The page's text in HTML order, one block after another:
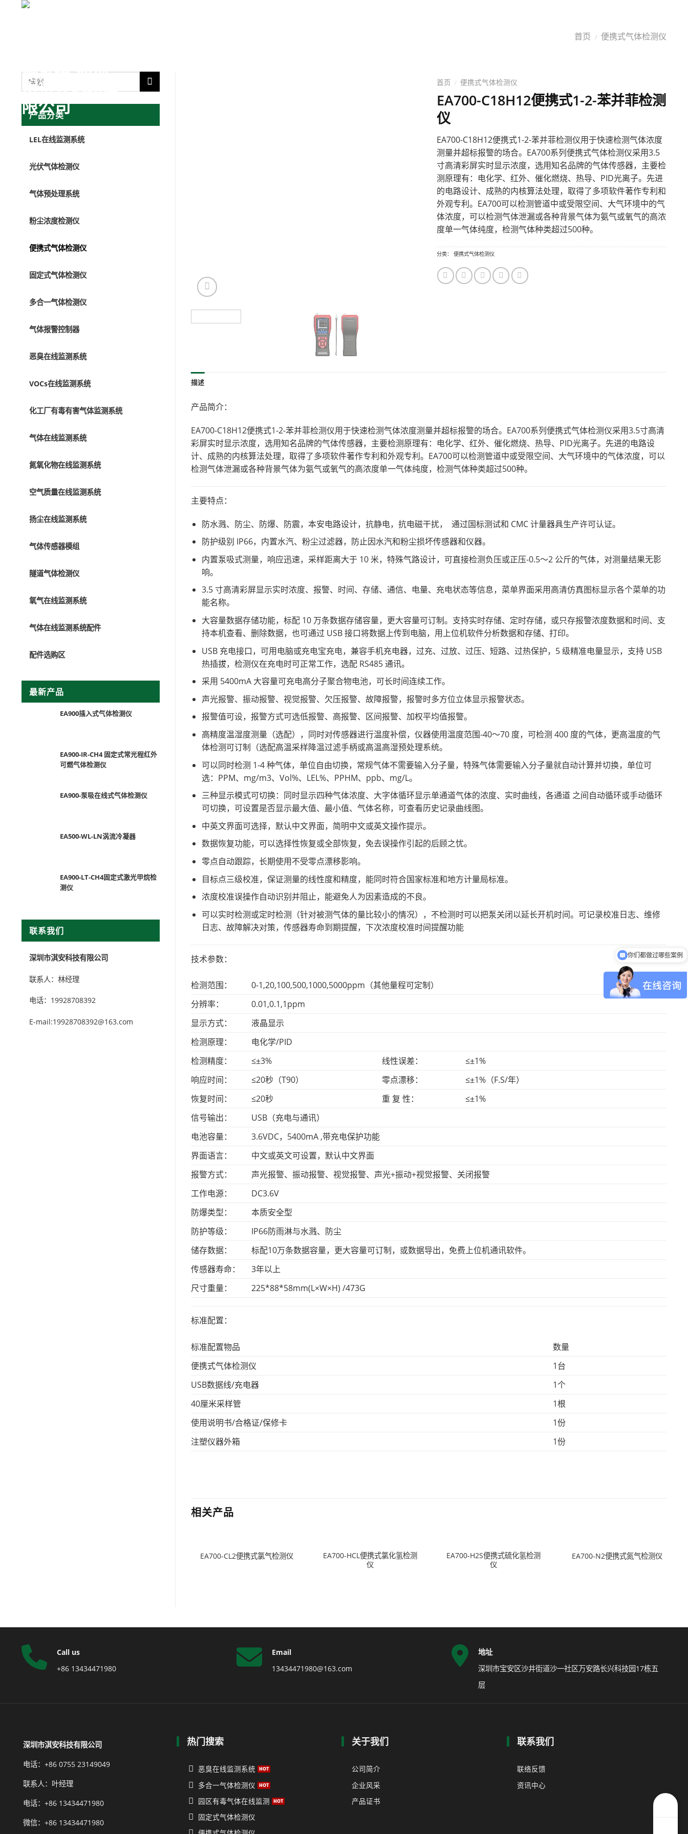
首页 / 便携式气体检测仪
产品分类
LEL在线监测系统
光伏气体检测仪
气体预处理系统
粉尘浓度检测仪
便携式气体检测仪
固定式气体检测仪
多合一气体检测仪
气体报警控制器
恶臭在线监测系统
VOCs在线监测系统
化工厂有毒有害气体监测系统
气体在线监测系统
氮氧化物在线监测系统
空气质量在线监测系统
扬尘在线监测系统
气体传感器模组
隧道气体检测仪
氧气在线监测系统
气体在线监测系统配件
配件选购区
最新产品
EA900插入式气体检测仪
EA900-IR-CH4 固定式常光程红外
可燃气体检测仪
EA900-泵吸在线式气体检测仪
EA500-WL-LN涡流冷凝器
EA900-LT-CH4固定式激光甲烷检
测仪
联系我们
深圳市淇安科技有限公司
联系人：林经理
电话：19928708392
E-mail:19928708392@163.com
首页 / 便携式气体检测仪
EA700-C18H12便携式1-2-苯并菲检测
仪
EA700-C18H12便携式1-2-苯并菲检测仪用于快速检测气体浓度
测量并超标报警的场合。EA700系列便携式气体检测仪采用3.5
寸高清彩屏实时显示浓度，选用知名品牌的气体传感器，主要检
测原理有：电化学、红外、催化燃烧、热导、PID光离子。先进
的电路设计、成熟的内核算法处理，取得了多项软件著作专利和
外观专利。EA700可以检测管道中或受限空间、大气环境中的气
体浓度，可以检测气体泄漏或各种背景气体为氨气或氧气的高浓
度单一气体纯度，检测气体种类超过500种。
分类： 便携式气体检测仪
描述
产品简介：
EA700-C18H12便携式1-2-苯并菲检测仪用于快速检测气体浓度测量并超标报警的场合。EA700系列便携式气体检测仪采用3.5寸高清
彩屏实时显示浓度，选用知名品牌的气体传感器，主要检测原理有：电化学、红外、催化燃烧、热导、PID光离子。先进的电路设
计、成熟的内核算法处理，取得了多项软件著作专利和外观专利。EA700可以检测管道中或受限空间、大气环境中的气体浓度，可以
检测气体泄漏或各种背景气体为氨气或氧气的高浓度单一气体纯度，检测气体种类超过500种。
主要特点：
防水溅、防尘、防爆、防震，本安电路设计，抗静电，抗电磁干扰， 通过国标测试和 CMC 计量器具生产许可认证。
防护级别 IP66，内置水汽、粉尘过滤器，防止因水汽和粉尘损坏传感器和仪器。
内置泵吸式测量，响应迅速，采样距离大于 10 米，特殊气路设计，可直接检测负压或正压-0.5～2 公斤的气体，对测量结果无影
响。
3.5 寸高清彩屏显示实时浓度、报警、时间、存储、通信、电量、充电状态等信息，菜单界面采用高清仿真图标显示各个菜单的功
能名称。
大容量数据存储功能，标配 10 万条数据存储容量，更大容量可订制。支持实时存储、定时存储，或只存报警浓度数据和时间、支
持本机查看、删除数据，也可通过 USB 接口将数据上传到电脑，用上位机软件分析数据和存储、打印。
USB 充电接口，可用电脑或充电宝充电，兼容手机充电器，过充、过放、过压、短路、过热保护，5 级精准电量显示，支持 USB
热插拔，检测仪在充电时可正常工作，选配 RS485 通讯。
采用 5400mA 大容量可充电高分子聚合物电池，可长时间连续工作。
声光报警、振动报警、视觉报警、欠压报警、故障报警，报警时多方位立体显示报警状态。
报警值可设，报警方式可选低报警、高报警、区间报警、加权平均值报警。
高精度温湿度测量（选配），同时对传感器进行温度补偿，仪器使用温度范围-40～70 度，可检测 400 度的气体，更高温度的气
体检测可订制（选配高温采样降温过滤手柄或高温高湿预处理系统。
可以同时检测 1-4 种气体，单位自由切换，常规气体不需要输入分子量，特殊气体需要输入分子量就自动计算并切换，单位可
选：PPM、mg/m3、Vol%、LEL%、PPHM、ppb、mg/L。
三种显示模式可切换：同时显示四种气体浓度、大字体循环显示单通道气体的浓度、实时曲线，各通道 之间自动循环或手动循环
可切换，可设置是否显示最大值、最小值、气体名称，可查看历史记录曲线图。
中英文界面可选择，默认中文界面，简明中文或英文操作提示。
数据恢复功能，可以选择性恢复或全部恢复，免去误操作引起的后顾之忧。
零点自动跟踪，长期使用不受零点漂移影响。
目标点三级校准，保证测量的线性度和精度，能同时符合国家标准和地方计量局标准。
浓度校准误操作自动识别并阻止，能避免人为因素造成的不良。
可以实时检测或定时检测（针对被测气体的量比较小的情况），不检测时可以把泵关闭以延长开机时间。可记录校准日志、维修
日志、故障解决对策，传感器寿命到期提醒，下次浓度校准时间提醒功能
技术参数：
检测范围：
0-1,20,100,500,1000,5000ppm（其他量程可定制）
分辨率：
0.01,0.1,1ppm
显示方式：
液晶显示
检测原理：
电化学/PID
检测精度：
≤±3% 线性误差：
≤±1%
响应时间：
≤20秒（T90） 零点漂移：
≤±1%（F.S/年）
恢复时间：
≤20秒 重 复 性：
≤±1%
信号输出：
USB（充电与通讯）
电池容量：
3.6VDC，5400mA ,带充电保护功能
界面语言：
中文或英文可设置，默认中文界面
报警方式：
声光报警、振动报警、视觉报警、声光+振动+视觉报警、关闭报警
工作电源：
DC3.6V
防爆类型：
本质安全型
防护等级：
IP66防雨淋与水溅、防尘
储存数据：
标配10万条数据容量，更大容量可订制，或数据导出，免费上位机通讯软件。
传感器寿命：
3年以上
尺寸重量：
225*88*58mm(L×W×H) /473G
标准配置：
标准配置物品
数量
便携式气体检测仪
1台
USB数据线/充电器
1个
40厘米采样管
1根
使用说明书/合格证/保修卡
1份
注塑仪器外箱
1份
相关产品
EA700-CL2便携式氯气检测仪
EA700-HCL便携式氯化氢检测
仪
EA700-H2S便携式硫化氢检测
仪
EA700-N2便携式氮气检测仪
Call us
+86 13434471980
Email
13434471980@163.com
地址
深圳市宝安区沙井街道沙一社区万安路长兴科技园17栋五
层
深圳市淇安科技有限公司
电话：+86 0755 23149049
联系人：叶经理
电话：+86 13434471980
微信：+86 13434471980
热门搜索
恶臭在线监测系统
多合一气体检测仪
园区有毒气体在线监测
固定式气体检测仪
关于我们
公司简介
企业风采
产品证书
联系我们
联络反馈
资讯中心
你们都做过哪些案例